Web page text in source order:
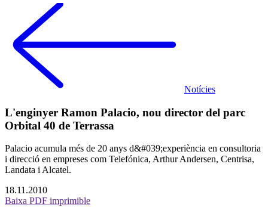
Notícies
L'enginyer Ramon Palacio, nou director del parc
Orbital 40 de Terrassa
Palacio acumula més de 20 anys d&#039;experiència en consultoria
i direcció en empreses com Telefónica, Arthur Andersen, Centrisa,
Landata i Alcatel.
18.11.2010
Baixa PDF imprimible